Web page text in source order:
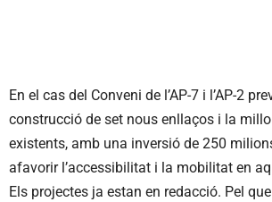
En el cas del Conveni de l’AP-7 i l’AP-2
construcció de set nous enllaços i la
existents, amb una inversió de 250
afavorir l’accessibilitat i la mobilitat en
Els projectes ja estan en redacció. Pel